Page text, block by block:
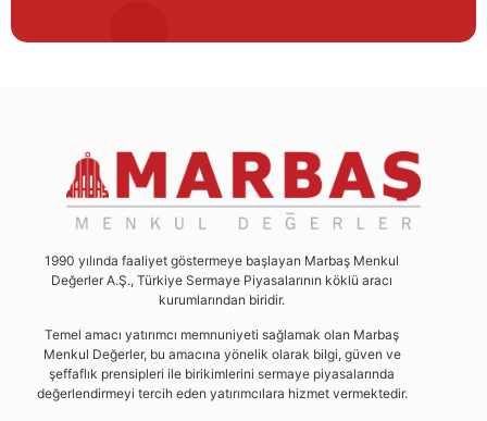
1990 yılında faaliyet göstermeye başlayan Marbaş Menkul
Değerler A.Ş., Türkiye Sermaye Piyasalarının köklü aracı
kurumlarından biridir.
Temel amacı yatırımcı memnuniyeti sağlamak olan Marbaş
Menkul Değerler, bu amacına yönelik olarak bilgi, güven ve
şeffaflık prensipleri ile birikimlerini sermaye piyasalarında
değerlendirmeyi tercih eden yatırımcılara hizmet vermektedir.